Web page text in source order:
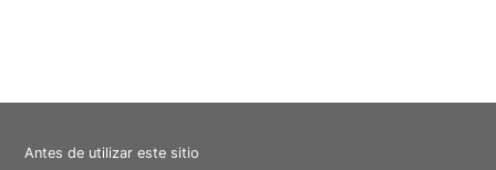
Antes de utilizar este sitio